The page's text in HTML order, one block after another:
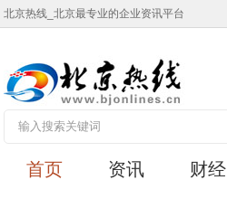
北京热线_北京最专业的企业资讯平台
首页 资讯 财经